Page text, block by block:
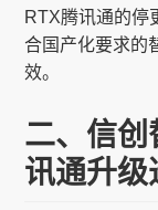
RTX腾讯通的停
合国产化要求的
效。
二、信创
讯通升级